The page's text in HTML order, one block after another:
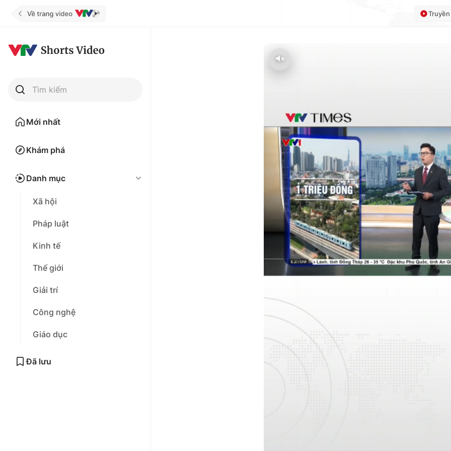
Tìm kiếm
Mới nhất
Khám phá
Danh mục
Xã hội
Pháp luật
Kinh tế
Thế giới
Giải trí
Công nghệ
Giáo dục
Đã lưu